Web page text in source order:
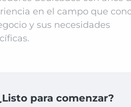
en el campo que
y sus necesidades
para comenzar?